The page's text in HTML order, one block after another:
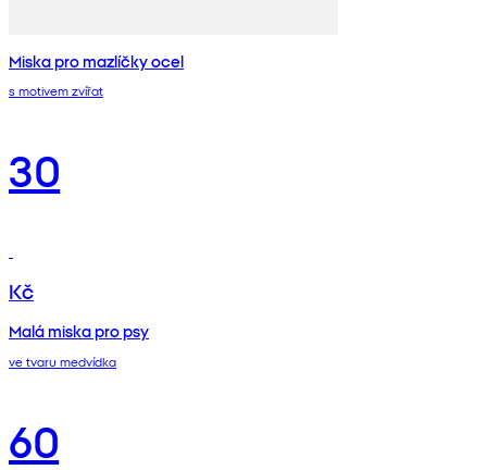
Miska pro mazlíčky ocel
s motivem zvířat
30
Kč
Malá miska pro psy
ve tvaru medvídka
60